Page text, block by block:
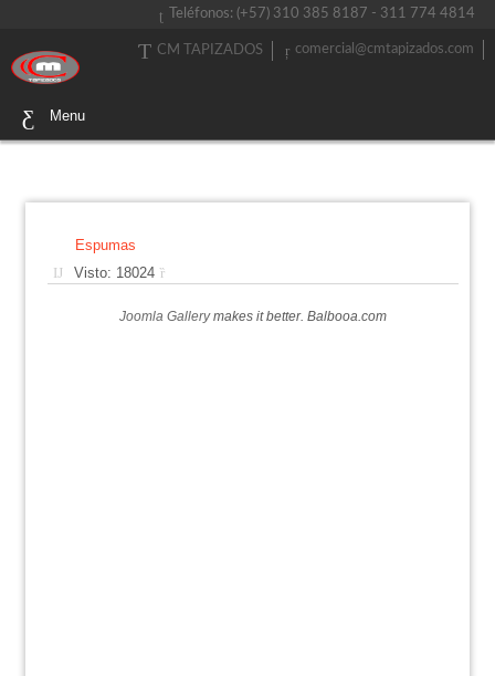
Teléfonos: (+57) 310 385 8187 - 311 774 4814
comercial@cmtapizados.com
CM TAPIZADOS
Menu
Espumas
Visto: 18024
Joomla Gallerymakes it better. Balbooa.com